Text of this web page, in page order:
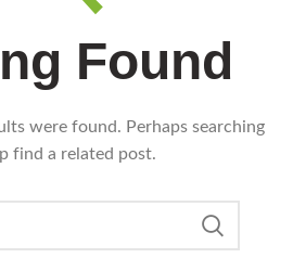
Found
were found. Perhaps searching
find a related post.